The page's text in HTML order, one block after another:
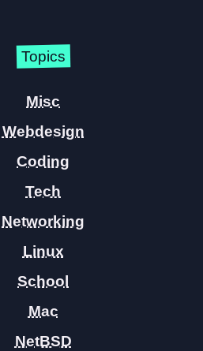
Topics
Misc
Webdesign
Coding
Tech
Networking
Linux
School
Mac
NetBSD